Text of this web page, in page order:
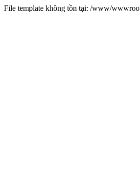
File template không tồn tại: /www/